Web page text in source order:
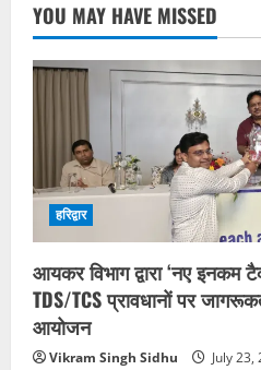
YOU MAY HAVE MISSED
हरिद्वार
आयकर विभाग द्वारा ‘नए इनकम
TDS/TCS प्रावधानों पर
आयोजन
Vikram Singh Sidhu July 23,